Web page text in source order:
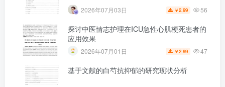
2026年07月03日 ￥2.99 56
探讨中医情志护理在ICU急性心肌梗死患者的
应用效果
2026年07月01日 ￥2.99 47
基于文献的白芍抗抑郁的研究现状分析